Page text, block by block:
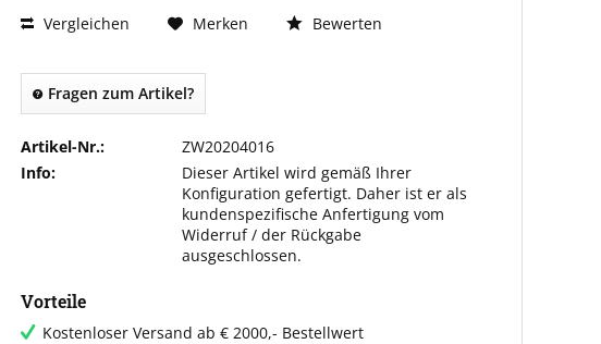
Vergleichen Merken Bewerten
Fragen zum Artikel?
Artikel-Nr.:
ZW20204016
Info:
Dieser Artikel wird gemäß Ihrer
Konfiguration gefertigt. Daher ist er als
kundenspezifische Anfertigung vom
Widerruf / der Rückgabe
ausgeschlossen.
Vorteile
Kostenloser Versand ab € 2000,- Bestellwert